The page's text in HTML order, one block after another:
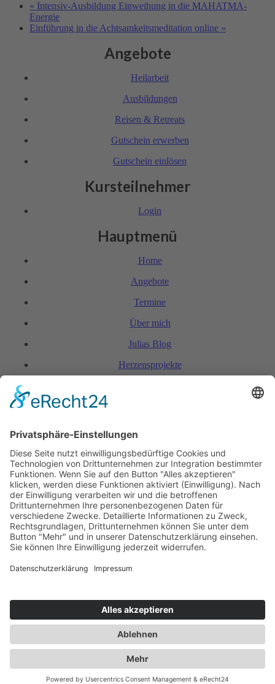
« Intensiv-Ausbildung Einweihung in die MAHATMA-
Energie
Einführung in die Achtsam­keits­meditation online »
Angebote
Heil­arbeit
Ausbil­dungen
Reisen & Retreats
Gutschein erwerben
Gutschein einlösen
Kursteilnehmer
Login
Hauptmenü
Home
Angebote
Termine
Über mich
Julias Blog
Herzensprojekte
Rechtliches
Hinweis zur Heilarbeit
Daten­schutz­er­klärung
Impressum
Spendenkonto Indien
Indienreise 2027
Kontakt
+423 798 85 78
Julia Seegebarth
*SeelenWesenBewusstSein*
Feldstrasse 3A
9490 Vaduz
Fürstentum Liechtenstein
© 2025 JULIA SEEGEBARTH